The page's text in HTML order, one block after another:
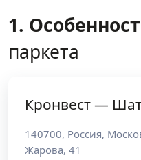
1.
паркета
Кронвест —
140700, Россия,
Жарова, 41